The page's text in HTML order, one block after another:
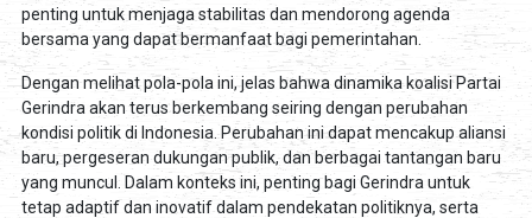
penting untuk menjaga stabilitas dan mendorong agenda
bersama yang dapat bermanfaat bagi pemerintahan.
Dengan melihat pola-pola ini, jelas bahwa dinamika koalisi Partai
Gerindra akan terus berkembang seiring dengan perubahan
kondisi politik di Indonesia. Perubahan ini dapat mencakup aliansi
baru, pergeseran dukungan publik, dan berbagai tantangan baru
yang muncul. Dalam konteks ini, penting bagi Gerindra untuk
tetap adaptif dan inovatif dalam pendekatan politiknya, serta